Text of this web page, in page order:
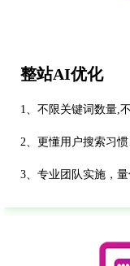
整站AI优化
1、不限关键词数量,
2、更懂用户搜索习
3、专业团队实施，